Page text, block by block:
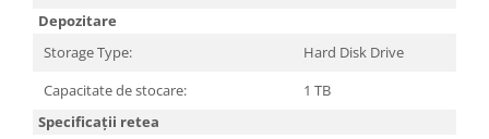
Depozitare
Storage Type:
Hard Disk Drive
Capacitate de stocare:
1 TB
Specificații retea